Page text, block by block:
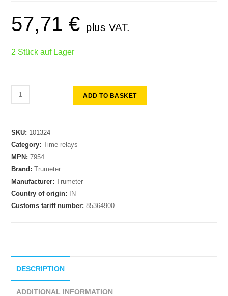
57,71€ plus VAT.
2 Stück auf Lager
ADD TO BASKET
SKU: 101324
Category:Time relays
MPN:7954
Brand:Trumeter
Manufacturer:Trumeter
Country of origin:
IN
Customs tariff number:85364900
DESCRIPTION
ADDITIONAL INFORMATION